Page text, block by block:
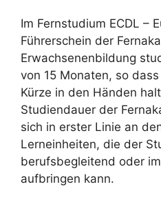
Im Fernstudium ECDL –
Führerschein der
Erwachsenenbildung
von 15 Monaten, so
Kürze in den Händen
Studiendauer der
sich in erster Linie an
Lerneinheiten, die der
berufsbegleitend oder
aufbringen kann.